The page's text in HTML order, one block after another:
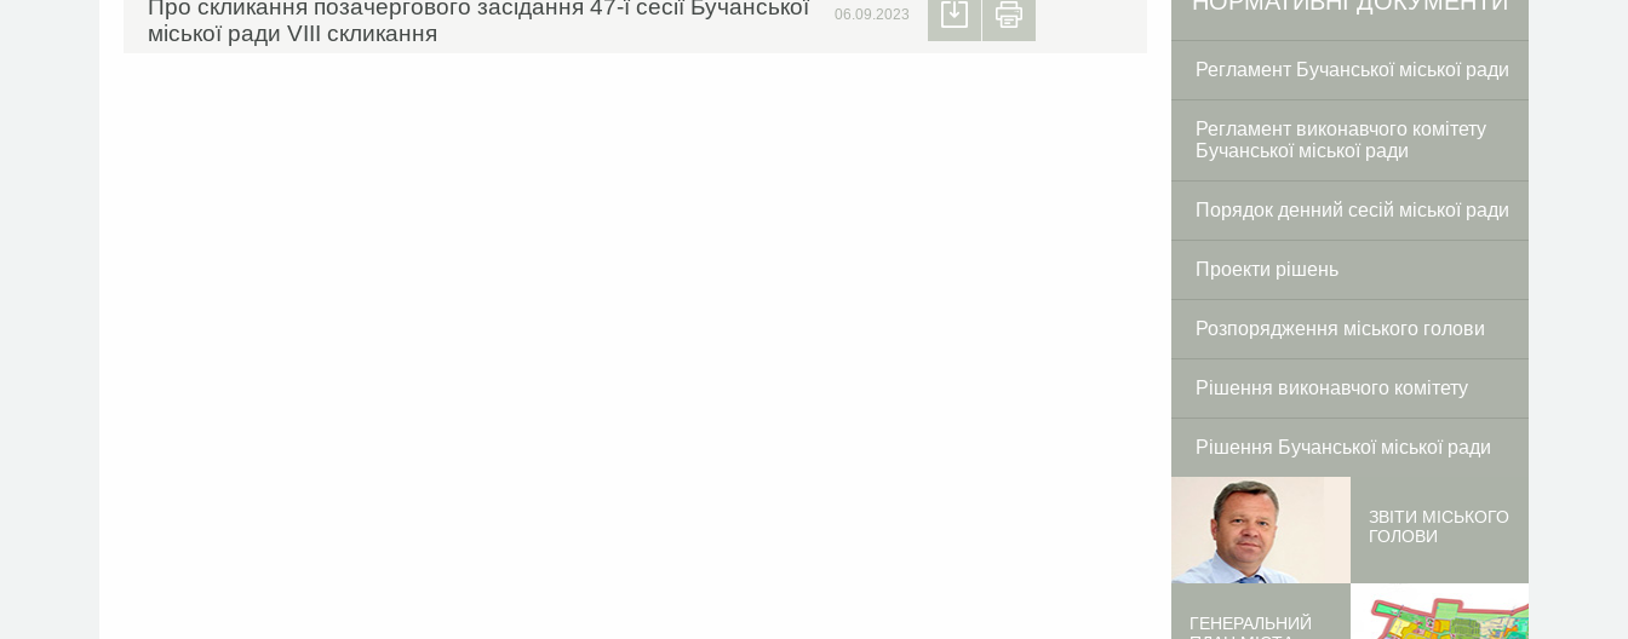
Про скликання позачергового засідання 47-ї сесії Бучанської
міської ради VIIІ скликання
06.09.2023
Регламент Бучанської міської ради
Регламент виконавчого комітету
Бучанської міської ради
Порядок денний сесій міської ради
Проекти рішень
Розпорядження міського голови
Рішення виконавчого комітету
Рішення Бучанської міської ради
ЗВІТИ МІСЬКОГО
ГОЛОВИ
ГЕНЕРАЛЬНИЙ